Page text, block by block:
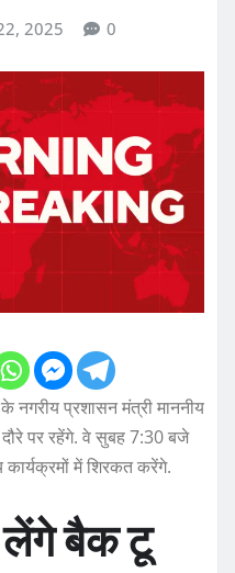
2025 0
प्रशासन मंत्री माननीय
पर रहेंगे. वे सुबह 7:30 बजे
कार्यक्रमों में शिरकत करेंगे.
लेंगे बैक टू